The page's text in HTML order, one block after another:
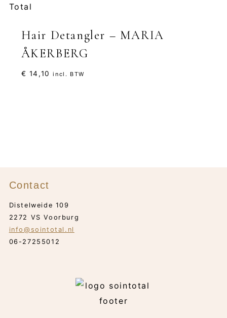
Hair Detangler – MARIA
ÅKERBERG
€ 14,10 incl. BTW
Contact
Distelweide 109
2272 VS Voorburg
info@sointotal.nl
06-27255012